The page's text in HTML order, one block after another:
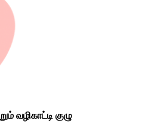
வழிகாட்டி குழு